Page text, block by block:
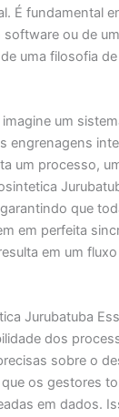
É fundamental
software ou de
uma filosofia
um
engrenagens
um processo,
que
em perfeita
em um
Jurubatuba
dos
sobre o
os gestores
em dados.